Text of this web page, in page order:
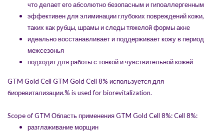
что делает его абсолютно безопасным и гипоаллергенным
эффективен для элиминации глубоких повреждений кожи,
таких как рубцы, шрамы и следы тяжелой формы акне
идеально восстанавливает и поддерживает кожу в период
межсезонья
подходит для работы с тонкой и чувствительной кожей
GTM Gold Cell GTM Gold Cell 8% используется для
биоревитализации.% is used for biorevitalization.
Scope of GTM Область применения GTM Gold Cell 8%: Cell 8%:
разглаживание морщин